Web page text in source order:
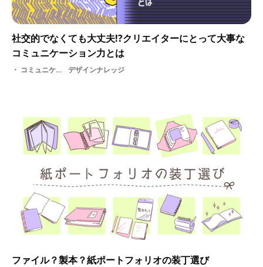
社交的でなくても大丈夫!?クリエイターにとって大事な
コミュニケーション力とは
コミュニケーション・ 職種・ スキル・ ビジネス デザインナレッジ
ファイル？製本？紙ポートフォリオの装丁選び